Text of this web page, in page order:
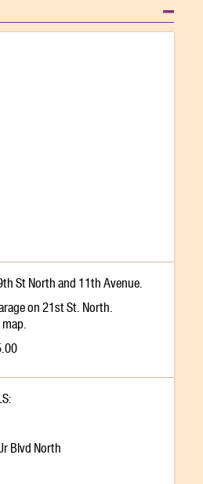
St North and 11th Avenue.
on 21st St. North.
Blvd North